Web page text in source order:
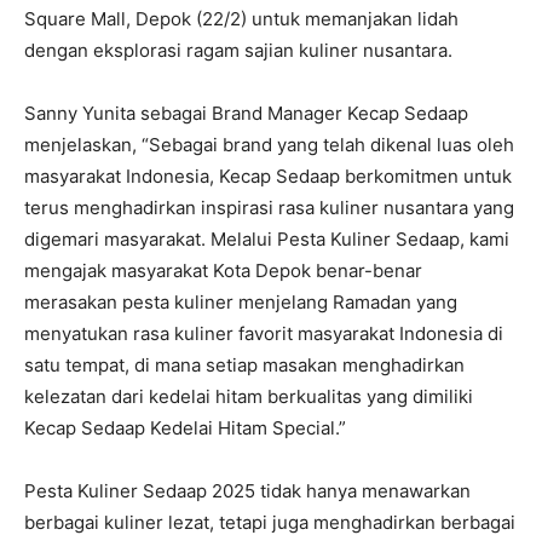
Square Mall, Depok (22/2) untuk memanjakan lidah
dengan eksplorasi ragam sajian kuliner nusantara.
Sanny Yunita sebagai Brand Manager Kecap Sedaap
menjelaskan, “Sebagai brand yang telah dikenal luas oleh
masyarakat Indonesia, Kecap Sedaap berkomitmen untuk
terus menghadirkan inspirasi rasa kuliner nusantara yang
digemari masyarakat. Melalui Pesta Kuliner Sedaap, kami
mengajak masyarakat Kota Depok benar-benar
merasakan pesta kuliner menjelang Ramadan yang
menyatukan rasa kuliner favorit masyarakat Indonesia di
satu tempat, di mana setiap masakan menghadirkan
kelezatan dari kedelai hitam berkualitas yang dimiliki
Kecap Sedaap Kedelai Hitam Special.”
Pesta Kuliner Sedaap 2025 tidak hanya menawarkan
berbagai kuliner lezat, tetapi juga menghadirkan berbagai